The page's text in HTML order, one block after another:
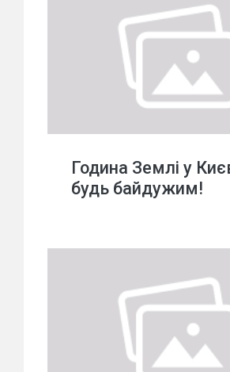
Година Землі у
будь байдужим!